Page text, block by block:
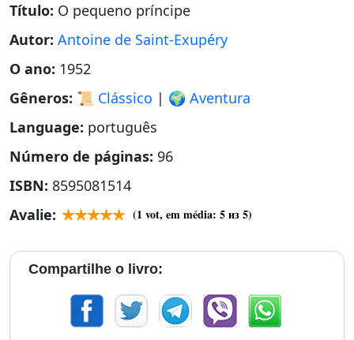
Título: O pequeno príncipe
Autor: Antoine de Saint-Exupéry
O ano: 1952
Gêneros: 📜 Clássico | 🌍 Aventura
Language: português
Número de páginas: 96
ISBN: 8595081514
Avalie:
(1 vot, em média: 5из 5)
Compartilhe o livro: